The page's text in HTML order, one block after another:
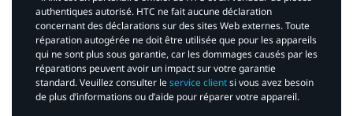
authentiques autorisé. HTC ne fait aucune déclaration
concernant des déclarations sur des sites Web externes. Toute
réparation autogérée ne doit être utilisée que pour les appareils
qui ne sont plus sous garantie, car les dommages causés par les
réparations peuvent avoir un impact sur votre garantie
standard. Veuillez consulter leservice clientsi vous avez besoin
de plus d’informations ou d’aide pour réparer votre appareil.​